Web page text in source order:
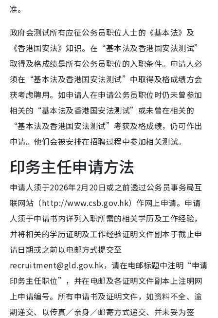
准。
政府会测试所有应征公务员职位人士的《基本法》及
《香港国安法》知识。在“基本法及香港国安法测试”
取得及格成绩是所有公务员职位的入职条件。申请人必
须在“基本法及香港国安法测试”中取得及格成绩方会
获考虑聘用。如申请人在申请公务员职位时仍未曾参加
相关的“基本法及香港国安法测试”或未曾在相关的
“基本法及香港国安法测试”考获及格成绩，仍可作出
申请。他们会被安排在招聘过程中参加相关测试。
印务主任申请方法
申请人须于2026年2月20日或之前透过公务员事务局互
联网站（http://www.csb.gov.hk）作网上申请。申请
人须于申请书内详列入职所需的相关学历及工作经验，
并将相关的学历证明及工作经验证明文件副本于截止申
请日期或之前以电邮方式提交至
recruitment@gld.gov.hk，请在电邮标题中注明“申请
印务主任职位”，并在电邮及各证明文件副本上注明网
上申请编号。所有申请书及证明文件，如资料不全、逾
期递交、以传真／亲身／邮寄方式递交、并未妥为签